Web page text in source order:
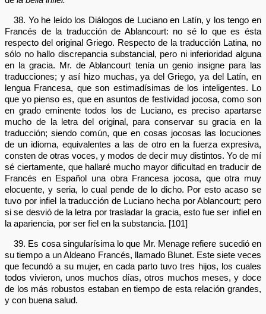
38. Yo he leído los Diálogos de Luciano en Latín, y los tengo en
Francés de la traducción de Ablancourt: no sé lo que es ésta
respecto del original Griego. Respecto de la traducción Latina, no
sólo no hallo discrepancia substancial, pero ni inferioridad alguna
en la gracia. Mr. de Ablancourt tenía un genio insigne para las
traducciones; y así hizo muchas, ya del Griego, ya del Latín, en
lengua Francesa, que son estimadísimas de los inteligentes. Lo
que yo pienso es, que en asuntos de festividad jocosa, como son
en grado eminente todos los de Luciano, es preciso apartarse
mucho de la letra del original, para conservar su gracia en la
traducción; siendo común, que en cosas jocosas las locuciones
de un idioma, equivalentes a las de otro en la fuerza expresiva,
consten de otras voces, y modos de decir muy distintos. Yo de mí
sé ciertamente, que hallaré mucho mayor dificultad en traducir de
Francés en Español una obra Francesa jocosa, que otra muy
elocuente, y seria, lo cual pende de lo dicho. Por esto acaso se
tuvo por infiel la traducción de Luciano hecha por Ablancourt; pero
si se desvió de la letra por trasladar la gracia, esto fue ser infiel en
la apariencia, por ser fiel en la substancia. [101]
39. Es cosa singularísima lo que Mr. Menage refiere sucedió en
su tiempo a un Aldeano Francés, llamado Blunet. Este siete veces
que fecundó a su mujer, en cada parto tuvo tres hijos, los cuales
todos vivieron, unos muchos días, otros muchos meses, y doce
de los más robustos estaban en tiempo de esta relación grandes,
y con buena salud.